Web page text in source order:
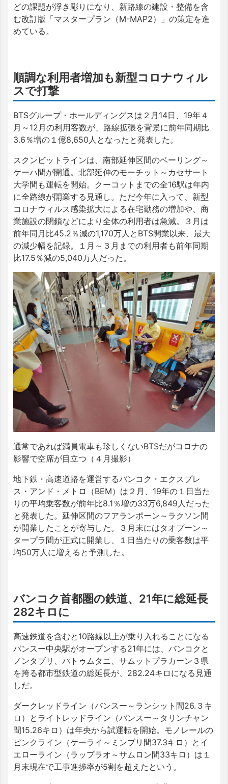
どの課題が浮き彫りになり、新路線の建設・整備を含
む改訂版「マスタープラン（M-MAP2）」の策定を進
めている。
順調な利用者増加も新型コロナウィル
スで打撃
BTSグループ・ホールディングスは２月14日、19年４
月～12月の利用客数が、路線拡張を背景に前年同期比
3.6％増の１億8,650人となったと発表した。
スクンビットラインは、南部延伸区間のベーリング～
ケーハ間が開通。北部延伸のモーチット～カセサート
大学間も運転を開始。クーコットまでの全16駅は年内
に全路線が開業する見通し。ただ今年に入って、新型
コロナウィルス感染拡大による在宅勤務の増加や、商
業施設の閉鎖などにより全体の利用者は急減。３月は
前年同月比45.2％減の1,170万人とBTS開業以来、最大
の減少幅を記録。１月～３月までの利用者も前年同期
比17.5％減の5,040万人だった。
通常であれば満員電車も珍しくないBTSだがコロナの
影響で空席が目立つ（４月撮影）
地下鉄・高速道路を運営するバンコク・エクスプレ
ス・アンド・メトロ（BEM）は２月、19年の１日当た
りの平均乗客数が前年比8.1％増の33万6,849人だった
と発表した。延伸区間のフアランポーン～ラクソン間
が開業したことが寄与した。３月末にはタオプーン～
タープラ間が正式に開業し、１日当たりの乗客数は平
均50万人に増えると予測した。
バンコク首都圏の鉄道、21年に総延長
282キロに
高速鉄道を含むと10路線以上が乗り入れることになる
バンスー中央駅がオープンする21年には、バンコクと
ノンタブリ、パトゥムタニ、サムットプラカーン３県
を跨る都市型鉄道の総延長が、282.24キロになる見通
しだ。
ダークレッドライン（バンスー～ランシット間26.３キ
ロ）とライトレッドライン（バンスー～タリンチャン
間15.26キロ）は年央から試運転を開始。モノレールの
ピンクライン（ケーライ～ミンブリ間37.3キロ）とイ
エローライン（ラップラオ～サムロン間33キロ）は１
月末現在で工事進捗率が5割を超えたという。